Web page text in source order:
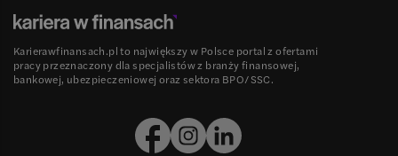
Karierawfinansach.pl to największy w Polsce portal z ofertami
pracy przeznaczony dla specjalistów z branży finansowej,
bankowej, ubezpieczeniowej oraz sektora BPO/SSC.